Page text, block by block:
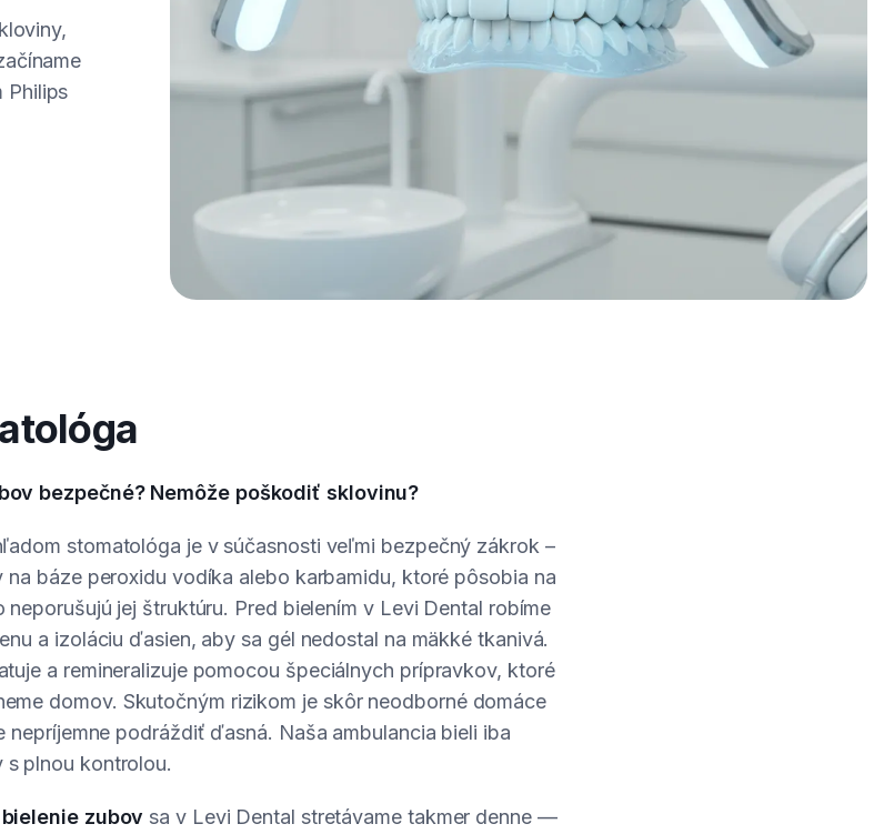
Philips
bezpečné? Nemôže poškodiť sklovinu?
stomatológa je v súčasnosti veľmi bezpečný zákrok –
báze peroxidu vodíka alebo karbamidu, ktoré pôsobia na
jej štruktúru. Pred bielením v Levi Dental robíme
a izoláciu ďasien, aby sa gél nedostal na mäkké tkanivá.
a remineralizuje pomocou špeciálnych prípravkov, ktoré
domov. Skutočným rizikom je skôr neodborné domáce
nepríjemne podráždiť ďasná. Naša ambulancia bieli iba
s plnou kontrolou.
bielenie zubov sa v Levi Dental stretávame takmer denne —